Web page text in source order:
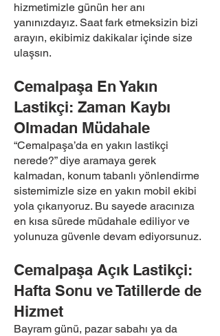
hizmetimizle günün her anı
yanınızdayız. Saat fark etmeksizin bizi
arayın, ekibimiz dakikalar içinde size
ulaşsın.
Cemalpaşa En Yakın
Lastikçi: Zaman Kaybı
Olmadan Müdahale
“Cemalpaşa’da en yakın lastikçi
nerede?” diye aramaya gerek
kalmadan, konum tabanlı yönlendirme
sistemimizle size en yakın mobil ekibi
yola çıkarıyoruz. Bu sayede aracınıza
en kısa sürede müdahale ediliyor ve
yolunuza güvenle devam ediyorsunuz.
Cemalpaşa Açık Lastikçi:
Hafta Sonu ve Tatillerde de
Hizmet
Bayram günü, pazar sabahı ya da